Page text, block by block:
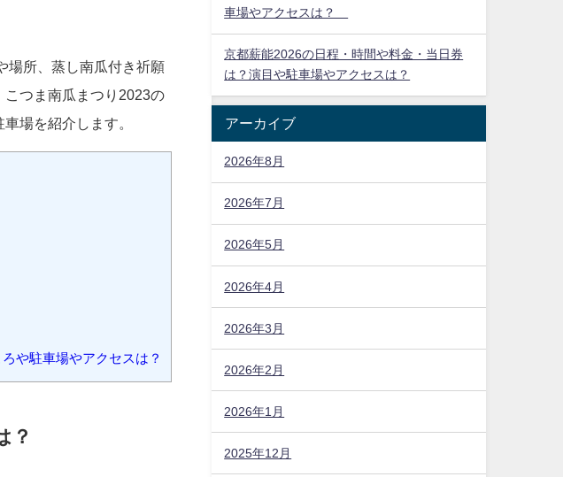
場所、蒸し南瓜付き祈願
つま南瓜まつり2023の
場を紹介します。
や駐車場やアクセスは？
？
車場やアクセスは？
京都薪能2026の日程・時間や料金・当日券
は？演目や駐車場やアクセスは？
アーカイブ
2026年8月
2026年7月
2026年5月
2026年4月
2026年3月
2026年2月
2026年1月
2025年12月